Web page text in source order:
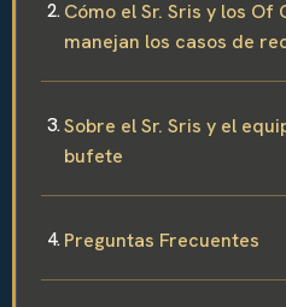
Cómo el Sr. Sris y los Of
manejan los casos de
Sobre el Sr. Sris y el
bufete
Preguntas Frecuentes